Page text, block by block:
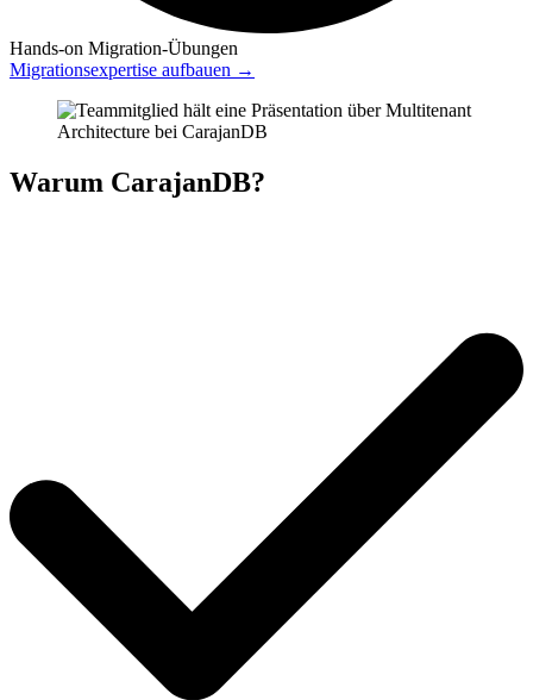
Hands-on Migration-Übungen
Migrationsexpertise aufbauen →
Warum CarajanDB?